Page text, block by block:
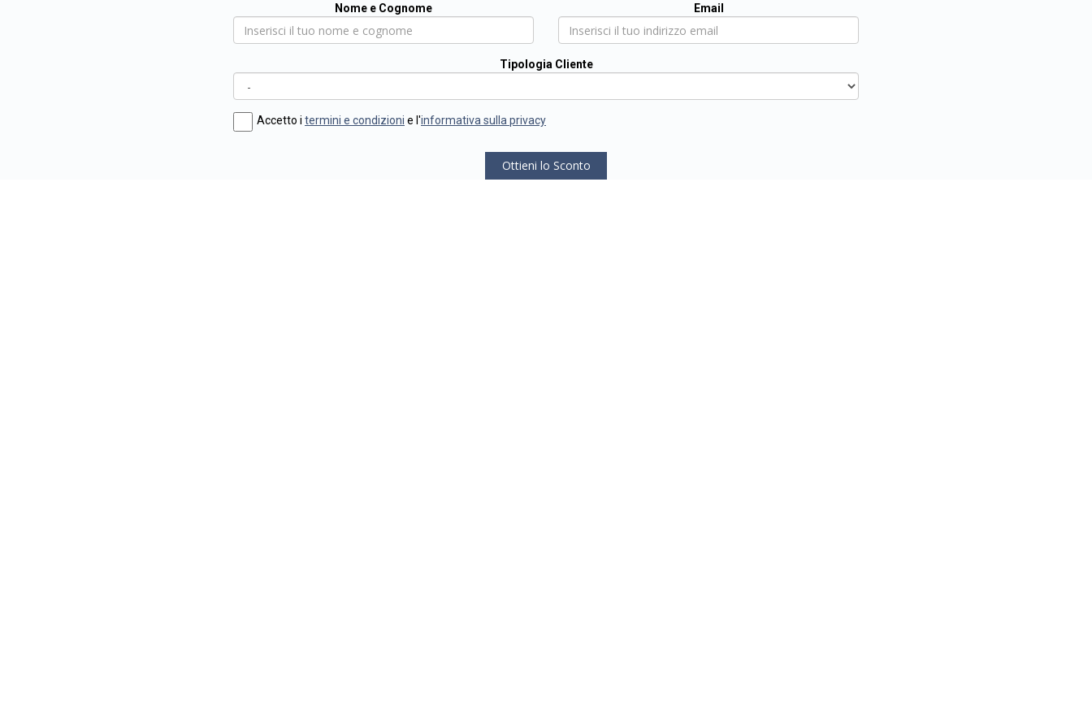
Nome e Cognome Email
Tipologia Cliente
Accetto i termini e condizioni e l'informativa sulla privacy
Ottieni lo Sconto